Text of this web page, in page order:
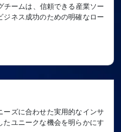
ームは、信頼できる産業ソー
ネス成功のための明確なロー
ズに合わせた実用的なインサ
たユニークな機会を明らかにす